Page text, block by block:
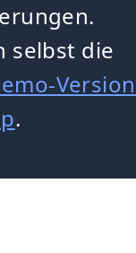
selbst die
Version
.